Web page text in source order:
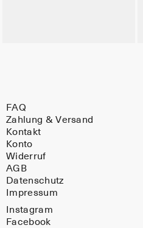
FAQ
Zahlung & Versand
Kontakt
Konto
Widerruf
AGB
Datenschutz
Impressum
Instagram
Facebook